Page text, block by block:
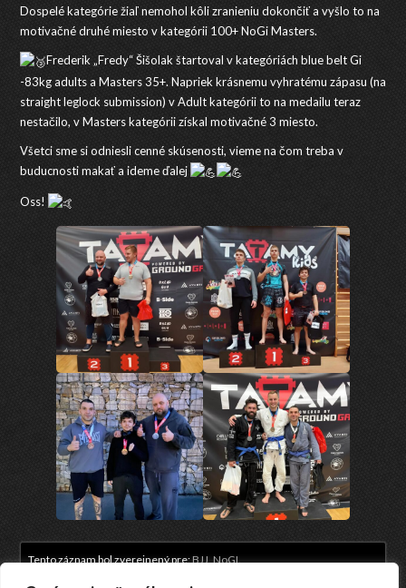
Dospelé kategórie žiaľ nemohol kôli zranieniu dokončiť a vyšlo to na
motivačné druhé miesto v kategórii 100+ NoGi Masters.
Frederik „Fredy“ Šišolak štartoval v kategóriách blue belt Gi
-83kg adults a Masters 35+. Napriek krásnemu vyhratému zápasu (na
straight leglock submission) v Adult kategórii to na medailu teraz
nestačilo, v Masters kategórii získal motivačné 3 miesto.
Všetci sme si odniesli cenné skúsenosti, vieme na čom treba v
buducnosti makať a ideme ďalej
Oss!
Tento záznam bol zverejnený pre:BJJ,NoGI.